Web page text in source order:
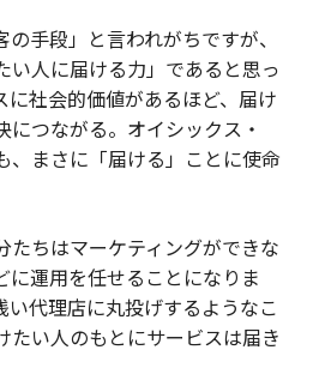
手段」と言われがちですが、
い人に届ける力」であると思っ
に社会的価値があるほど、届け
につながる。オイシックス・
、まさに「届ける」ことに使命
たちはマーケティングができな
に運用を任せることになりま
い代理店に丸投げするようなこ
たい人のもとにサービスは届き